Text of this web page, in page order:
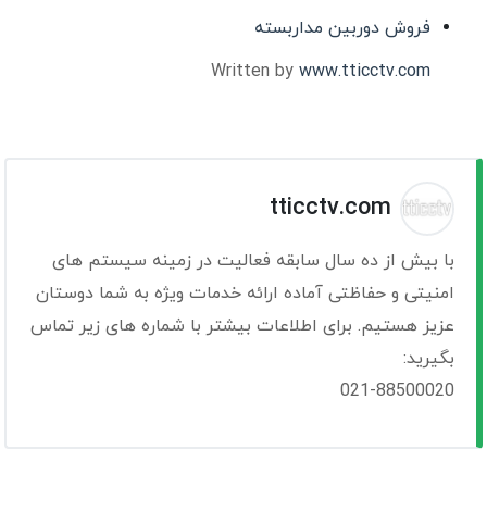
فروش دوربین مداربسته
Written by www.tticctv.com
tticctv.com
با بیش از ده سال سابقه فعالیت در زمینه سیستم های
امنیتی و حفاظتی آماده ارائه خدمات ویژه به شما دوستان
عزیز هستیم. برای اطلاعات بیشتر با شماره های زیر تماس
بگیرید:
021-88500020